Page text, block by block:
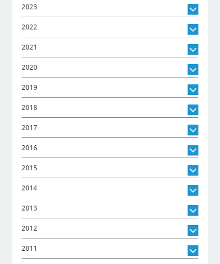
2023
2022
2021
2020
2019
2018
2017
2016
2015
2014
2013
2012
2011